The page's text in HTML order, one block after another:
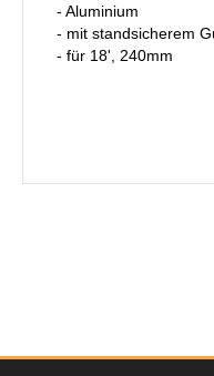
- Aluminium
- mit standsicherem
- für 18', 240mm